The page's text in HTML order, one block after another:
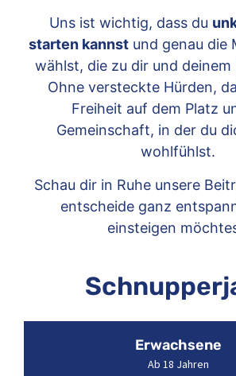
Uns ist wichtig, dass du
starten kannst und genau die
wählst, die zu dir und deinem
Ohne versteckte Hürden,
Freiheit auf dem Platz
Gemeinschaft, in der du
wohlfühlst.
Schau dir in Ruhe unsere
entscheide ganz
einsteigen
Erwachsene
Ab 18 Jahren